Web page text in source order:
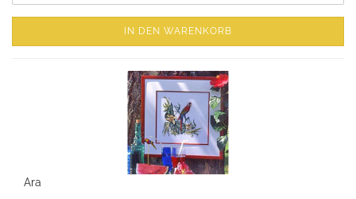
IN DEN WARENKORB
Ara